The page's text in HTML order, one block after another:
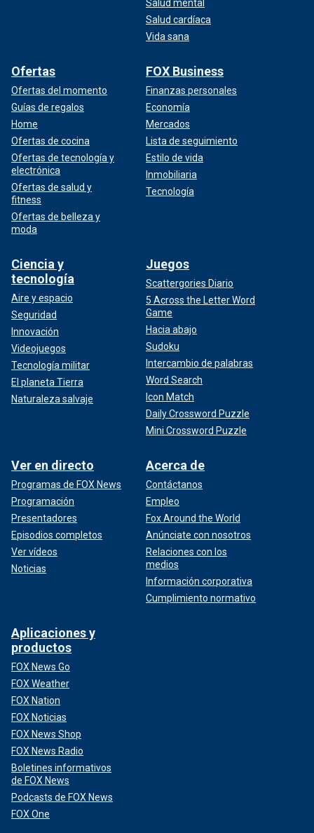
Salud mental
Salud cardíaca
Vida sana
Ofertas
Ofertas del momento
Guías de regalos
Home
Ofertas de cocina
Ofertas de tecnología y
electrónica
Ofertas de salud y
fitness
Ofertas de belleza y
moda
FOX Business
Finanzas personales
Economía
Mercados
Lista de seguimiento
Estilo de vida
Inmobiliaria
Tecnología
Ciencia y
tecnología
Aire y espacio
Seguridad
Innovación
Videojuegos
Tecnología militar
El planeta Tierra
Naturaleza salvaje
Juegos
Scattergories Diario
5 Across the Letter Word
Game
Hacia abajo
Sudoku
Intercambio de palabras
Word Search
Icon Match
Daily Crossword Puzzle
Mini Crossword Puzzle
Ver en directo
Programas de FOX News
Programación
Presentadores
Episodios completos
Ver vídeos
Noticias
Acerca de
Contáctanos
Empleo
Fox Around the World
Anúnciate con nosotros
Relaciones con los
medios
Información corporativa
Cumplimiento normativo
Aplicaciones y
productos
FOX News Go
FOX Weather
FOX Nation
FOX Noticias
FOX News Shop
FOX News Radio
Boletines informativos
de FOX News
Podcasts de FOX News
FOX One